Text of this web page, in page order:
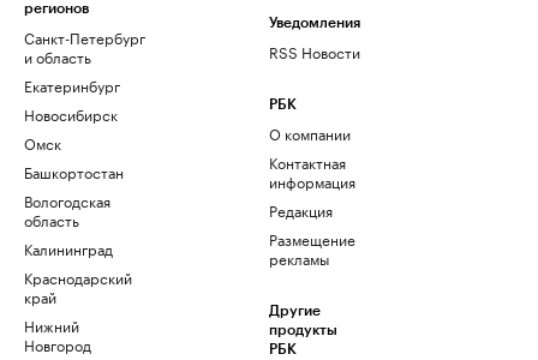
регионов
Санкт-Петербург
и область
Екатеринбург
Новосибирск
Омск
Башкортостан
Вологодская
область
Калининград
Краснодарский
край
Нижний
Новгород
Уведомления
RSS Новости
РБК
О компании
Контактная
информация
Редакция
Размещение
рекламы
Другие
продукты
РБК